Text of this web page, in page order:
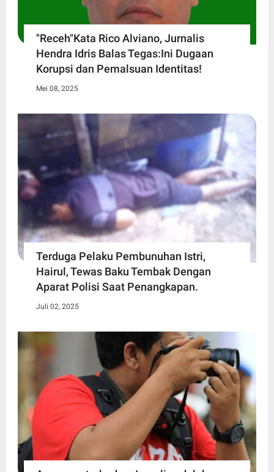
"Receh"Kata Rico Alviano, Jurnalis
Hendra Idris Balas Tegas:Ini Dugaan
Korupsi dan Pemalsuan Identitas!
Mei 08, 2025
Terduga Pelaku Pembunuhan Istri,
Hairul, Tewas Baku Tembak Dengan
Aparat Polisi Saat Penangkapan.
Juli 02, 2025